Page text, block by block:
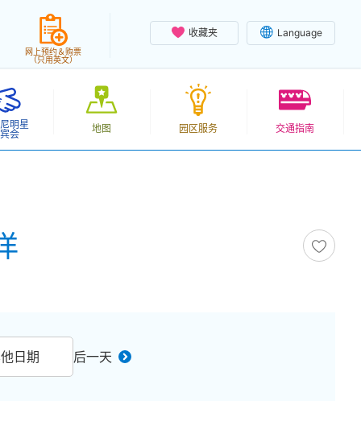
收藏夹 Language
网上预约＆购票
（只用英文）
明星
会
地图 园区服务 交通指南
日期 后一天